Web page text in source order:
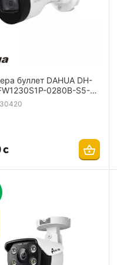
буллет DAHUA DH-
0280B-S5-
2.8mm 1920×1080 IR
30420
с